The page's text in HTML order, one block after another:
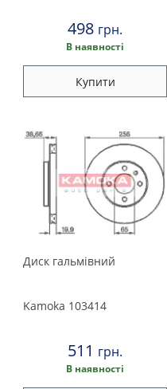
Toyota
Volkswagen
498 грн.
В наявності
Купити
Диск гальмівний
Kamoka 103414
511 грн.
В наявності